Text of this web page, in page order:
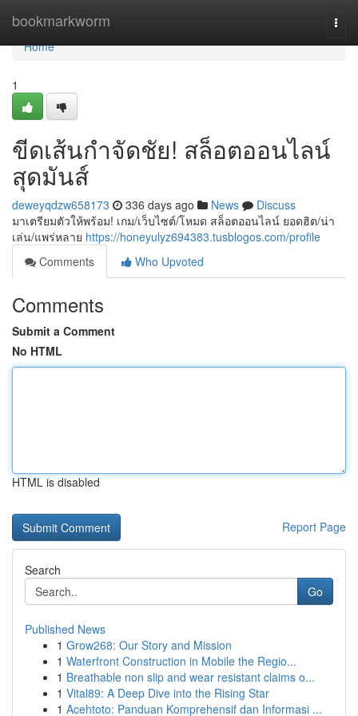
bookmarkworm
Home
Home
1
ขีดเส้นกำจัดชัย! สล็อตออนไลน์
สุดมันส์
deweyqdzw658173 336 days ago News
Discuss
มาเตรียมตัวให้พร้อม! เกม/เว็บไซต์/โหมด สล็อตออนไลน์ ยอดฮิต/น่า
เล่น/แพร่หลาย https://honeyulyz694383.tusblogos.com/profile
Comments
Who Upvoted
Comments
Submit a Comment
No HTML
HTML is disabled
Report Page
Search
Go
Published News
1 Grow268: Our Story and Mission
1 Waterfront Construction in Mobile the Regio...
1 Breathable non slip and wear resistant claims o...
1 Vital89: A Deep Dive into the Rising Star
1 Acehtoto: Panduan Komprehensif dan Informasi ...